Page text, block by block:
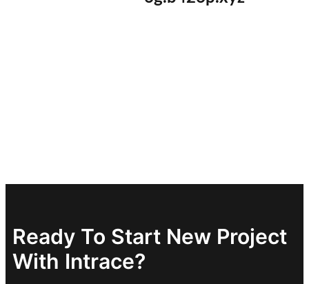
Ready To Start New Project
With Intrace?